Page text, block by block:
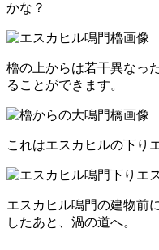
かな？
櫓の上からは若干異なっ
ることができます。
これはエスカヒルの下り
エスカヒル鳴門の建物前
したあと、渦の道へ。